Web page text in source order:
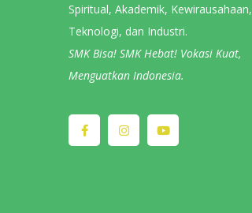
Spiritual, Akademik, Kewirausahaan,
Teknologi, dan Industri.
SMK Bisa! SMK Hebat! Vokasi Kuat,
Menguatkan Indonesia.